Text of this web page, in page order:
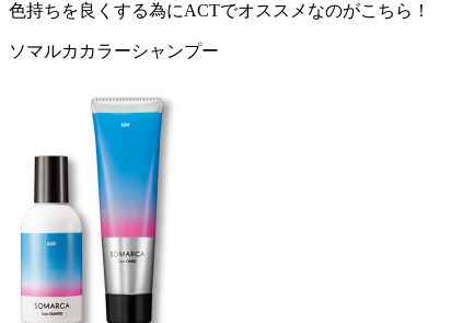
色持ちを良くする為にACTでオススメなのがこちら！
ソマルカカラーシャンプー